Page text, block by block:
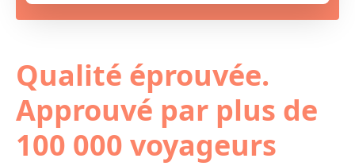
Qualité éprouvée.
Approuvé par plus de
100 000 voyageurs